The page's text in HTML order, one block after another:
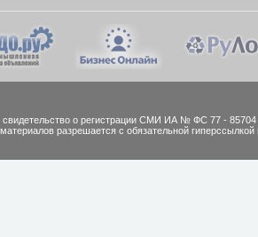
cвидетельство о регистрации СМИ ИА № ФС 77 - 85704
разрешается с обязательной гиперссылкой